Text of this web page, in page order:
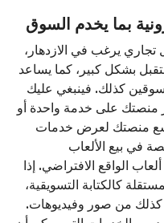
بما يخدم السوق
يرغب في الازدهار،
بشكل كبير، كما يساعد
كذلك. فينبغي عليك
منصتك على خدمة واحدة أو
منصتك لعرض خدمات
في بيع الألعاب
الواقع الافتراضي. إذا
كالكتابة التسويقية،
كذلك من صور وفيديوهات.